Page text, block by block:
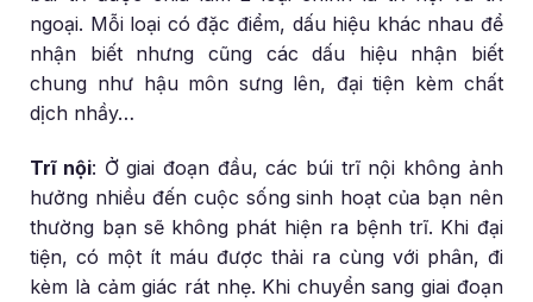
ngoại. Mỗi loại có đặc điểm, dấu hiệu khác nhau để
nhận biết nhưng cũng các dấu hiệu nhận biết
chung như hậu môn sưng lên, đại tiện kèm chất
dịch nhầy…
Trĩ nội: Ở giai đoạn đầu, các búi trĩ nội không ảnh
hưởng nhiều đến cuộc sống sinh hoạt của bạn nên
thường bạn sẽ không phát hiện ra bệnh trĩ. Khi đại
tiện, có một ít máu được thải ra cùng với phân, đi
kèm là cảm giác rát nhẹ. Khi chuyển sang giai đoạn